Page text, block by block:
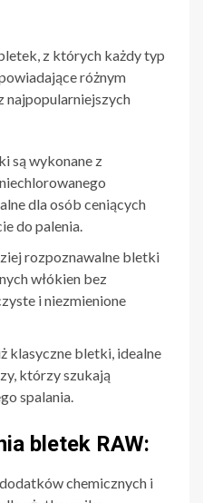
z których każdy typ
różnym
najpopularniejszych
są wykonane z
dla osób ceniących
do palenia.
rozpoznawalne bletki
włókien bez
i niezmienione
klasyczne bletki, idealne
którzy szukają
spalania.
bletek RAW:
chemicznych i